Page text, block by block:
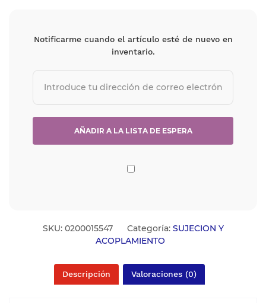
Notificarme cuando el artículo esté de nuevo en
inventario.
SKU: 0200015547 Categoría: SUJECION Y
ACOPLAMIENTO
Descripción Valoraciones (0)